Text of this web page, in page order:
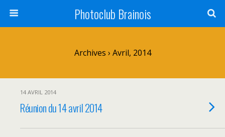
Photoclub Brainois
Archives › Avril, 2014
14 AVRIL 2014
Réunion du 14 avril 2014